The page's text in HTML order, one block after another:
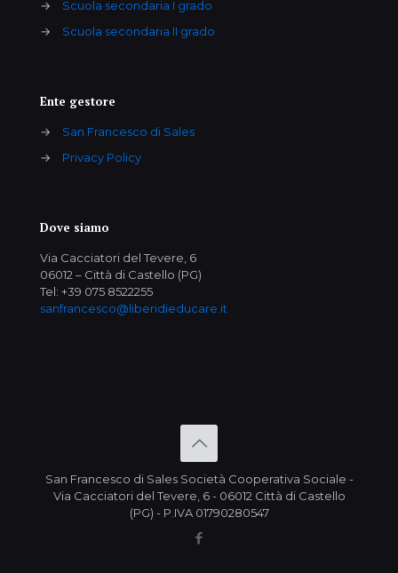
→
Scuola secondaria I grado
→
Scuola secondaria II grado
Ente gestore
→
San Francesco di Sales
→
Privacy Policy
Dove siamo
Via Cacciatori del Tevere, 6
06012 – Città di Castello (PG)
Tel: +39 075 8522255
sanfrancesco@liberidieducare.it
San Francesco di Sales Società Cooperativa Sociale -
Via Cacciatori del Tevere, 6 - 06012 Città di Castello
(PG) - P.IVA 01790280547